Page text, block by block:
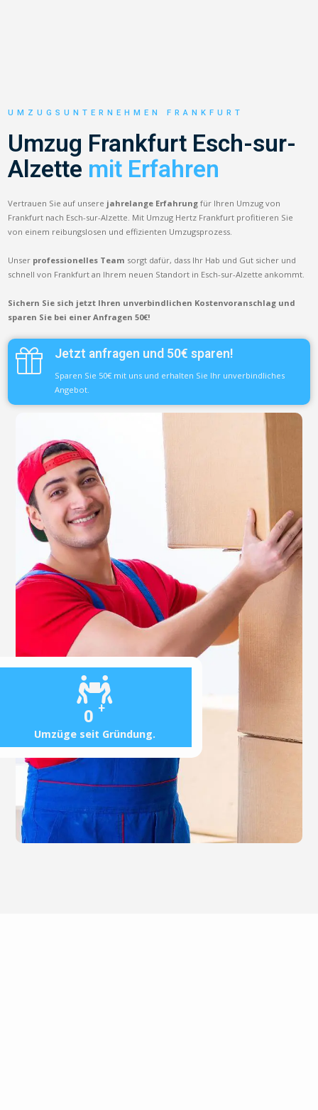
0 +
Umzüge seit Gründung.
UMZUGSUNTERNEHMEN FRANKFURT
Umzug Frankfurt Esch-sur-
Alzette mit Erfahren
Vertrauen Sie auf unsere jahrelange Erfahrung für Ihren Umzug von
Frankfurt nach Esch-sur-Alzette. Mit Umzug Hertz Frankfurt profitieren Sie
von einem reibungslosen und effizienten Umzugsprozess.
Unser professionelles Team sorgt dafür, dass Ihr Hab und Gut sicher und
schnell von Frankfurt an Ihrem neuen Standort in Esch-sur-Alzette ankommt.
Sichern Sie sich jetzt Ihren unverbindlichen Kostenvoranschlag und
sparen Sie bei einer Anfragen 50€!
Jetzt anfragen und 50€ sparen!
Sparen Sie 50€ mit uns und erhalten Sie Ihr unverbindliches
Angebot.